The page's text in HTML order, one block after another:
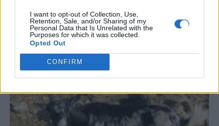
I want to opt-out of Collection, Use,
Retention, Sale, and/or Sharing of my
Personal Data that Is Unrelated with the
Purposes for which it was collected.
Opted Out
CONFIRM